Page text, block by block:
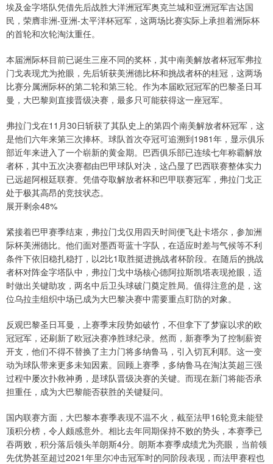
埃及金字塔队凭借先后战胜大洋洲冠军奥克兰城和亚洲冠军吉达国
民，荣膺非洲-亚洲-太平洋杯冠军，这两场比赛实际上承担着洲际杯
的首轮和次轮淘汰重任。
本届洲际杯目前已诞生三座不同的奖杯，其中南美解放者杯冠军弗拉
门戈表现尤为抢眼，先后斩获美洲德比杯和挑战者杯的桂冠，这两场
比赛分属洲际杯的第二轮和第三轮。作为本届欧冠冠军的巴黎圣日耳
曼，大巴黎则直接晋级决赛，最多只可能获得这一座冠军。
弗拉门戈在11月30日斩获了其队史上的第四个南美解放者杯冠军，这
是他们六年来第三次捧杯。球队首次夺冠可追溯到1981年，显示俱乐
部近年来进入了一个崭新的黄金期。巴西俱乐部已连续七年称霸解放
者杯，其中五次决赛都由巴甲球队对决，这凸显了巴西联赛整体实力
已远超阿根廷联赛。凭借夺取解放者杯和巴甲联赛冠军，弗拉门戈正
处于极其高昂的竞技状态。
展开剩余48%
紧接着巴甲赛季结束，弗拉门戈仅用四天时间便飞赴卡塔尔，参加洲
际杯美洲德比。他们面对墨西哥蓝十字队，在适应时差与气候等不利
条件下依旧稳扎稳打，以2比1取胜挺进挑战者杯阶段。在随后的挑战
者杯对阵金字塔队中，弗拉门戈中场核心德阿拉斯凯塔表现抢眼，适
时做出关键助攻，两名中后卫头球破门奠定胜局。值得注意的是，这
位乌拉圭组织中场已成为大巴黎决赛中需要重点盯防的对象。
反观巴黎圣日耳曼，上赛季末段势如破竹，不但拿下了梦寐以求的欧
冠冠军，还刷新了欧冠决赛净胜球纪录。然而，新赛季为了控制薪资
开支，他们不得不替换了主力门将多纳鲁马，引入切瓦利耶。这一变
动为球队带来更多未知因素。回顾上赛季，多纳鲁马在淘汰英超三强
过程中屡次扑救神勇，是球队晋级决赛的关键。而现在新门将能否承
担重任，成为大巴黎能否获胜的关键疑问。
国内联赛方面，大巴黎本赛季表现不温不火，截至法甲16轮竟未能登
顶积分榜，令人颇感意外。相比去年同期保持不败的势头，本赛季已
吞两败，积分落后领头羊朗斯4分。朗斯本赛季成绩尤为亮眼，当前领
先优势甚至超过2021年里尔冲击冠军时的同阶段表现，而法甲赛程也